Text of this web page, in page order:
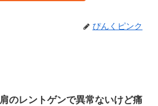
ぴんくピンク
肩のレントゲンで異常ないけど痛